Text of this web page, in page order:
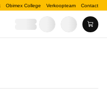
Obimex College Verkoopteam Contact